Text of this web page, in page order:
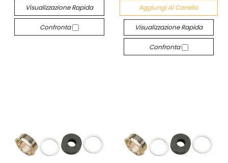
Visualizzazione Rapida
Confronta
Aggiungi Al Carrello
Visualizzazione Rapida
Confronta